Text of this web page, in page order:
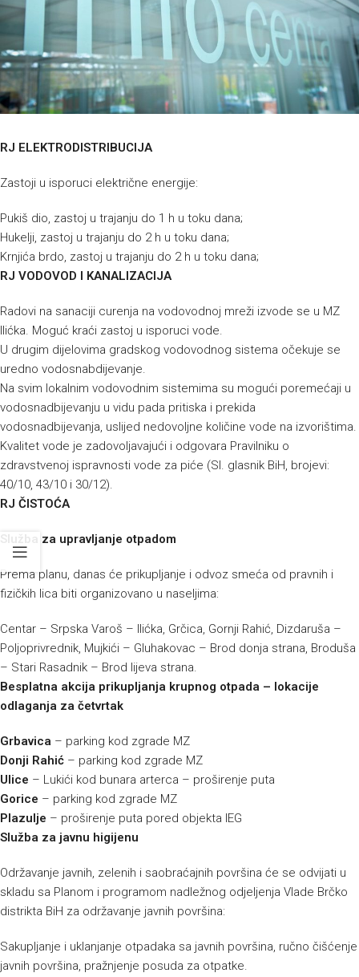
RJ ELEKTRODISTRIBUCIJA
Zastoji u isporuci električne energije:
Pukiš dio, zastoj u trajanju do 1 h u toku dana;
Hukelji, zastoj u trajanju do 2 h u toku dana;
Krnjića brdo, zastoj u trajanju do 2 h u toku dana;
RJ VODOVOD I KANALIZACIJA
Radovi na sanaciji curenja na vodovodnoj mreži izvode se u MZ
Ilićka. Moguć kraći zastoj u isporuci vode.
U drugim dijelovima gradskog vodovodnog sistema očekuje se
uredno vodosnabdijevanje.
Na svim lokalnim vodovodnim sistemima su mogući poremećaji u
vodosnadbijevanju u vidu pada pritiska i prekida
vodosnadbijevanja, uslijed nedovoljne količine vode na izvorištima.
Kvalitet vode je zadovoljavajući i odgovara Pravilniku o
zdravstvenoj ispravnosti vode za piće (Sl. glasnik BiH, brojevi:
40/10, 43/10 i 30/12).
RJ ČISTOĆA
Služba za upravljanje otpadom
Prema planu, danas će prikupljanje i odvoz smeća od pravnih i
fizičkih lica biti organizovano u naseljima:
Centar – Srpska Varoš – Ilićka, Grčica, Gornji Rahić, Dizdaruša –
Poljoprivrednik, Mujkići – Gluhakovac – Brod donja strana, Broduša
– Stari Rasadnik – Brod lijeva strana.
Besplatna akcija prikupljanja krupnog otpada – lokacije
odlaganja za četvrtak
Grbavica – parking kod zgrade MZ
Donji Rahić – parking kod zgrade MZ
Ulice – Lukići kod bunara arterca – proširenje puta
Gorice – parking kod zgrade MZ
Plazulje – proširenje puta pored objekta IEG
Služba za javnu higijenu
Održavanje javnih, zelenih i saobraćajnih površina će se odvijati u
skladu sa Planom i programom nadležnog odjeljenja Vlade Brčko
distrikta BiH za održavanje javnih površina:
Sakupljanje i uklanjanje otpadaka sa javnih površina, ručno čišćenje
javnih površina, pražnjenje posuda za otpatke.